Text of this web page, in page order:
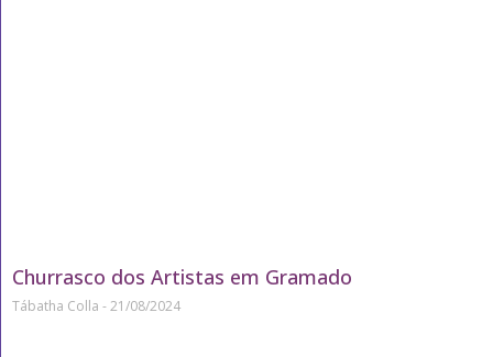
Churrasco dos Artistas em Gramado
Tábatha Colla 21/08/2024